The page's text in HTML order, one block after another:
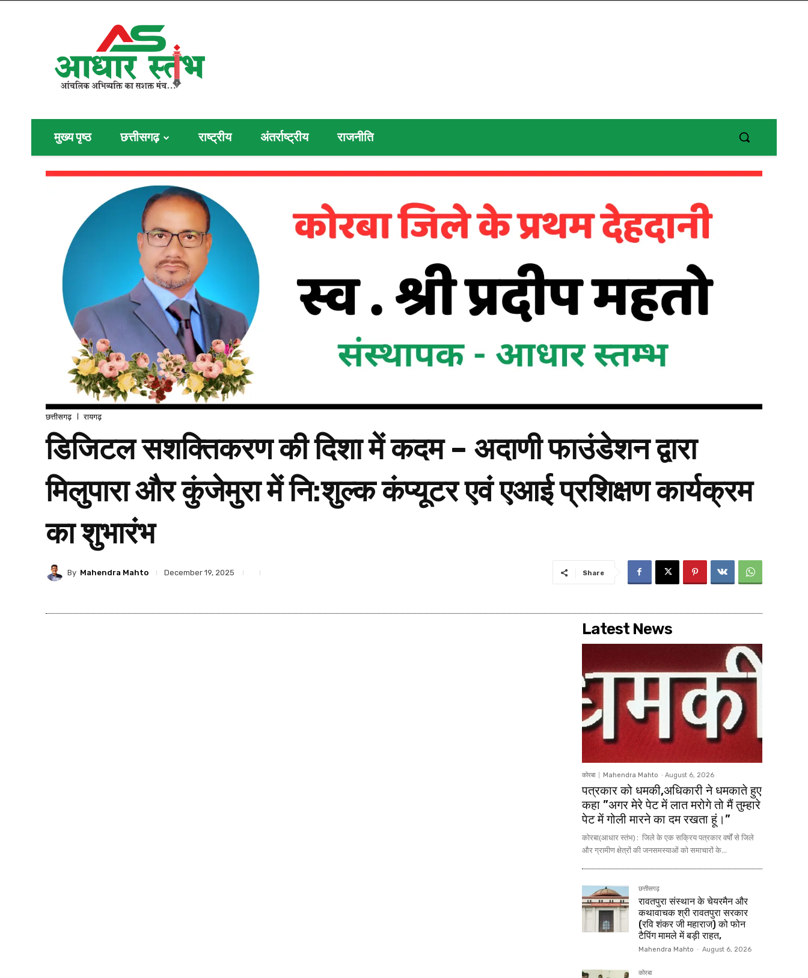
मुख्य पृष्ठ छत्तीसगढ़ राष्ट्रीय अंतर्राष्ट्रीय राजनीति
छत्तीसगढ़ रायगढ़
डिजिटल सशक्तिकरण की दिशा में कदम – अदाणी फाउंडेशन द्वारा
मिलुपारा और कुंजेमुरा में नि:शुल्क कंप्यूटर एवं एआई प्रशिक्षण कार्यक्रम
का शुभारंभ
By Mahendra Mahto December 19, 2025 Share
Latest News
कोरबा Mahendra Mahto - August 6, 2026
पत्रकार को धमकी,अधिकारी ने धमकाते हुए
कहा ”अगर मेरे पेट में लात मरोगे तो मैं तुम्हारे
पेट में गोली मारने का दम रखता हूं।”
कोरबा(आधार स्तंभ) : जिले के एक सक्रिय पत्रकार वर्षों से जिले
और ग्रामीण क्षेत्रों की जनसमस्याओं को समाचारों के...
छत्तीसगढ़
रावतपुरा संस्थान के चेयरमैन और
कथावाचक श्री रावतपुरा सरकार
(रवि शंकर जी महाराज) को फोन
टैपिंग मामले में बड़ी राहत,
Mahendra Mahto - August 6, 2026
कोरबा